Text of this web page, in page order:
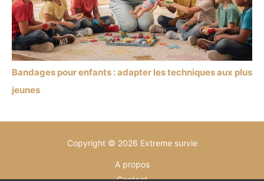
Bandages pour enfants : adapter les techniques aux plus
jeunes
Copyright © 2026 Extreme survie
A propos